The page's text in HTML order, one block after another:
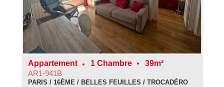
Appartement 1 Chambre
39m²
AR1-941B
PARIS / 16ÈME / BELLES FEUILLES / TROCADÉRO